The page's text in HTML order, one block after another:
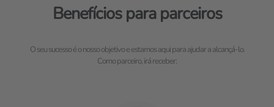
Benefícios para parceiros
O seu sucesso é o nosso objetivo e estamos aqui para ajudar a alcançá-lo.
Como parceiro, irá receber: